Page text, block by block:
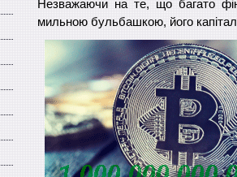
Незважаючи на те, що багато
мильною бульбашкою, його